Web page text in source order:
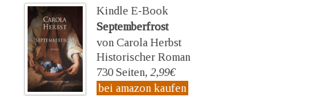
Kindle E-Book
Septemberfrost
von Carola Herbst
Historischer Roman
730 Seiten, 2,99€
bei amazon kaufen